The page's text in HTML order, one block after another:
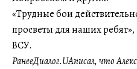
«Трудные бои
просветы для наших
ВСУ.
РанееДиалог.UAписал, что